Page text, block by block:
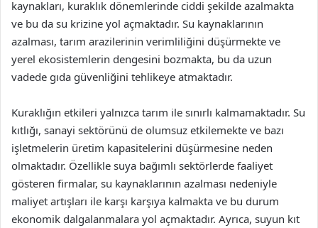
kaynakları, kuraklık dönemlerinde ciddi şekilde azalmakta
ve bu da su krizine yol açmaktadır. Su kaynaklarının
azalması, tarım arazilerinin verimliliğini düşürmekte ve
yerel ekosistemlerin dengesini bozmakta, bu da uzun
vadede gıda güvenliğini tehlikeye atmaktadır.
Kuraklığın etkileri yalnızca tarım ile sınırlı kalmamaktadır. Su
kıtlığı, sanayi sektörünü de olumsuz etkilemekte ve bazı
işletmelerin üretim kapasitelerini düşürmesine neden
olmaktadır. Özellikle suya bağımlı sektörlerde faaliyet
gösteren firmalar, su kaynaklarının azalması nedeniyle
maliyet artışları ile karşı karşıya kalmakta ve bu durum
ekonomik dalgalanmalara yol açmaktadır. Ayrıca, suyun kıt